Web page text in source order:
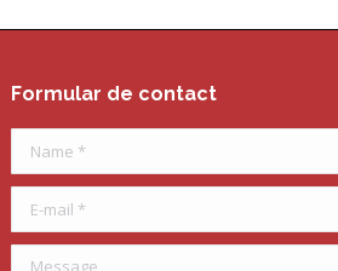
Formular de contact
Name *
E-mail *
Message